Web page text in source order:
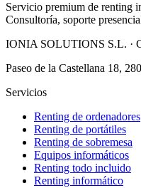
Servicio premium de renting
Consultoría, soporte
IONIA SOLUTIONS S.L. ·
Paseo de la Castellana 18,
Servicios
Renting de ordenadores
Renting de portátiles
Renting de sobremesa
Equipos informáticos
Renting todo incluido
Renting informático